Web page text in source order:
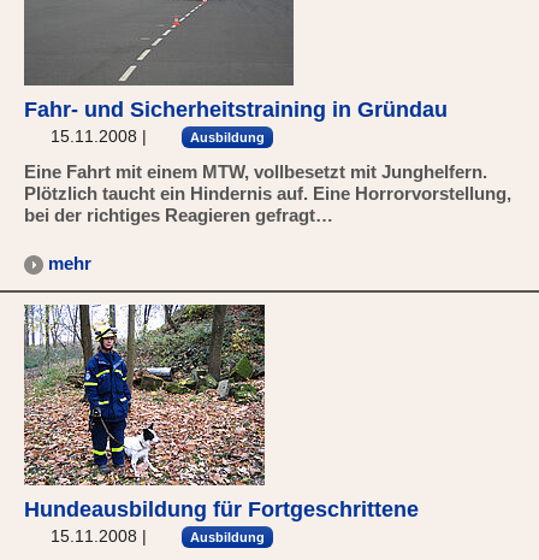
Fahr- und Sicherheitstraining in Gründau
15.11.2008 | Ausbildung
Eine Fahrt mit einem MTW, vollbesetzt mit Junghelfern.
Plötzlich taucht ein Hindernis auf. Eine Horrorvorstellung,
bei der richtiges Reagieren gefragt…
mehr
Hundeausbildung für Fortgeschrittene
15.11.2008 | Ausbildung